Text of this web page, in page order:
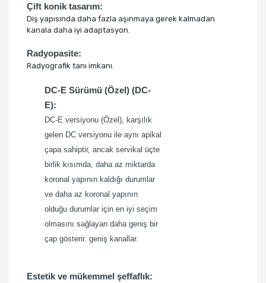
Çift konik tasarım:
Diş yapısında daha fazla aşınmaya gerek kalmadan
kanala daha iyi adaptasyon.
Radyopasite:
Radyografik tanı imkanı.
DC-E Sürümü (Özel) (DC-
E):
DC-E versiyonu (Özel), karşılık
gelen DC versiyonu ile aynı apikal
çapa sahiptir, ancak servikal üçte
birlik kısımda, daha az miktarda
koronal yapının kaldığı durumlar
ve daha az koronal yapının
olduğu durumlar için en iyi seçim
olmasını sağlayan daha geniş bir
çap gösterir. geniş kanallar.
Estetik ve mükemmel şeffaflık: